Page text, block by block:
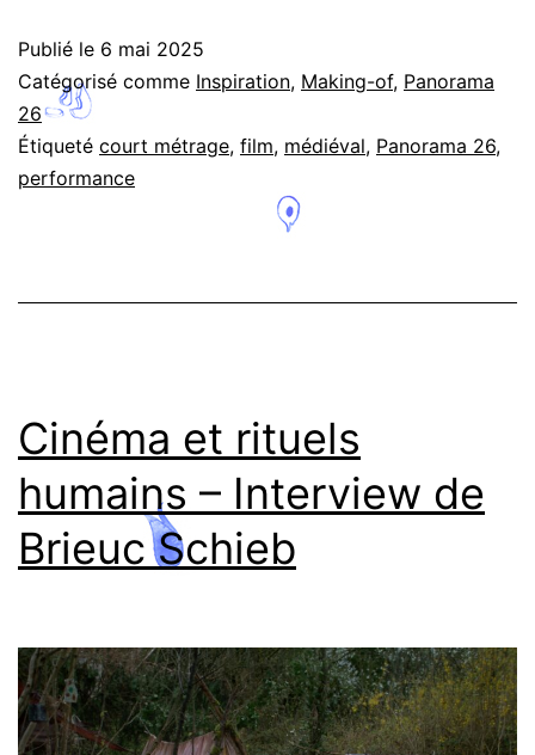
-
de
Hantédemos
Publié le 6 mai 2025
Catégorisé comme Inspiration, Making-of, Panorama
26
Étiqueté court métrage, film, médiéval, Panorama 26,
performance
Cinéma et rituels
humains – Interview de
Brieuc Schieb